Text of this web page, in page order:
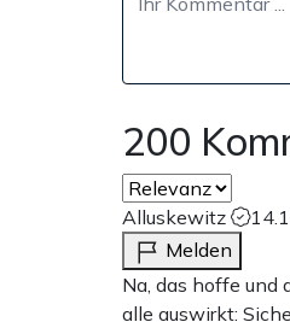
200
Alluskewitz
Melden
Na, das hoffe und
alle auswirkt: